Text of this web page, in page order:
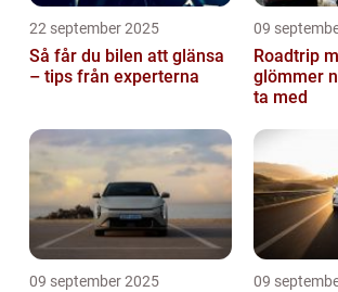
22 september 2025
Så får du bilen att glänsa
– tips från experterna
09
Roadtrip
glömmer
ta med
09 september 2025 09